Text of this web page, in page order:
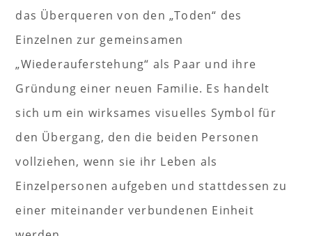
das Überqueren von den „Toden“ des
Einzelnen zur gemeinsamen
„Wiederauferstehung“ als Paar und ihre
Gründung einer neuen Familie. Es handelt
sich um ein wirksames visuelles Symbol für
den Übergang, den die beiden Personen
vollziehen, wenn sie ihr Leben als
Einzelpersonen aufgeben und stattdessen zu
einer miteinander verbundenen Einheit